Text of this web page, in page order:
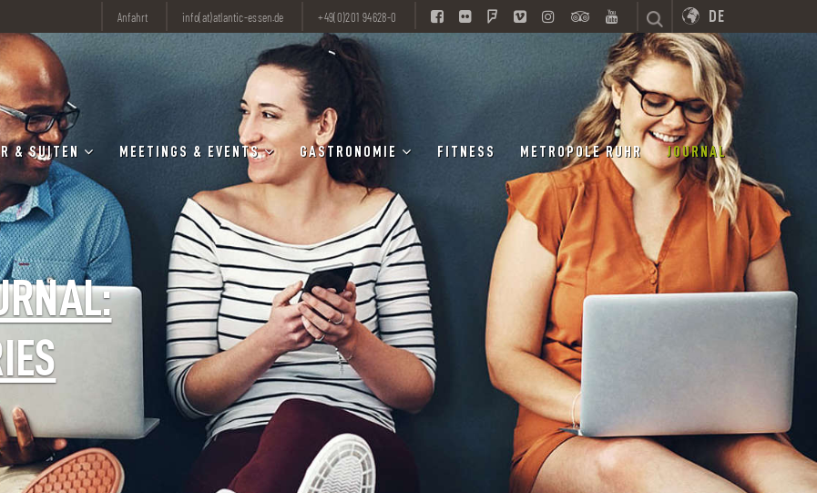
Anfahrt info(at)atlantic-essen.de +49(0)201 94628-0 DE
& SUITEN MEETINGS & EVENTS GASTRONOMIE FITNESS METROPOLE RUHR JOURNAL